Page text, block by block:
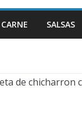
CARNE SALSAS